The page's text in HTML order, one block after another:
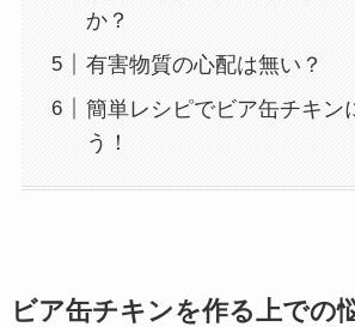
か？
有害物質の心配は無い？
簡単レシピでビア缶チキン
う！
ビア缶チキンを作る上での